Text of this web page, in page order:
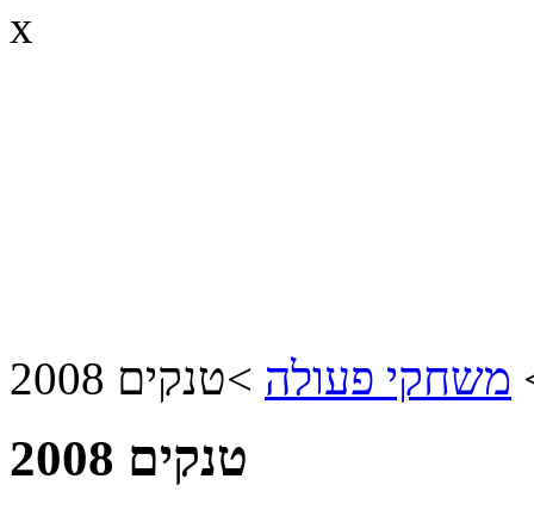
x
משחקי פעולה >טנקים 2008
טנקים 2008